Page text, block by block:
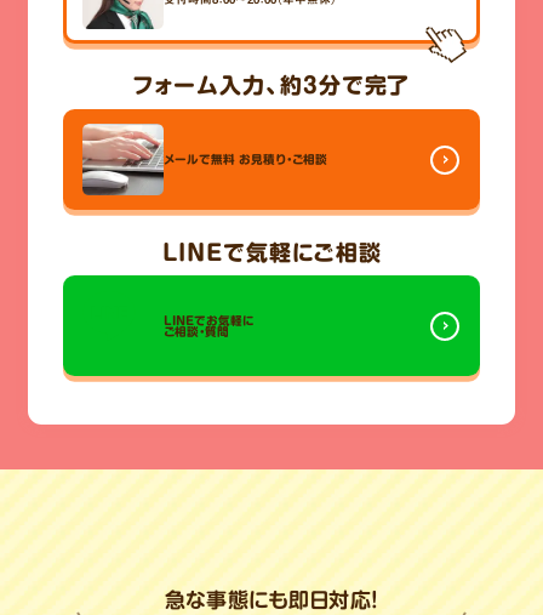
フォーム入力、 約3分で完了
メールで無料 お見積り・ご相談
LINEで気軽にご相談
LINEでお気軽に
ご相談・質問
急な事態にも即日対応!